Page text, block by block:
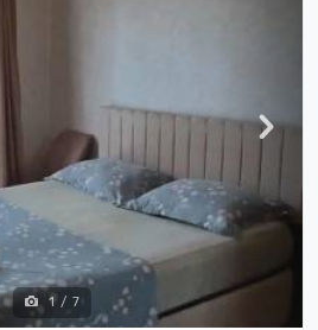
1 / 7